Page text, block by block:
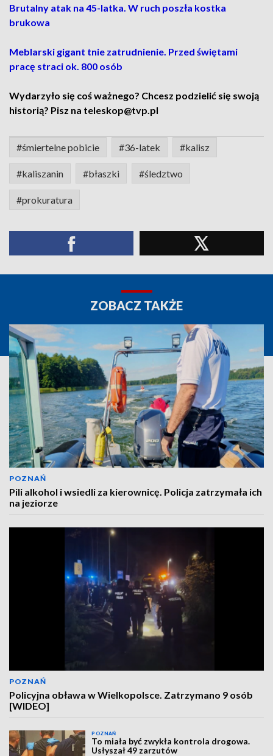
Brutalny atak na 45-latka. W ruch poszła kostka
brukowa
Meblarski gigant tnie zatrudnienie. Przed świętami
pracę straci ok. 800 osób
Wydarzyło się coś ważnego? Chcesz podzielić się swoją
historią? Pisz na teleskop@tvp.pl
#śmiertelne pobicie #36-latek #kalisz
#kaliszanin #błaszki #śledztwo
#prokuratura
ZOBACZ TAKŻE
POZNAŃ
Pili alkohol i wsiedli za kierownicę. Policja zatrzymała ich
na jeziorze
POZNAŃ
Policyjna obława w Wielkopolsce. Zatrzymano 9 osób
[WIDEO]
POZNAŃ
To miała być zwykła kontrola drogowa.
Usłyszał 49 zarzutów